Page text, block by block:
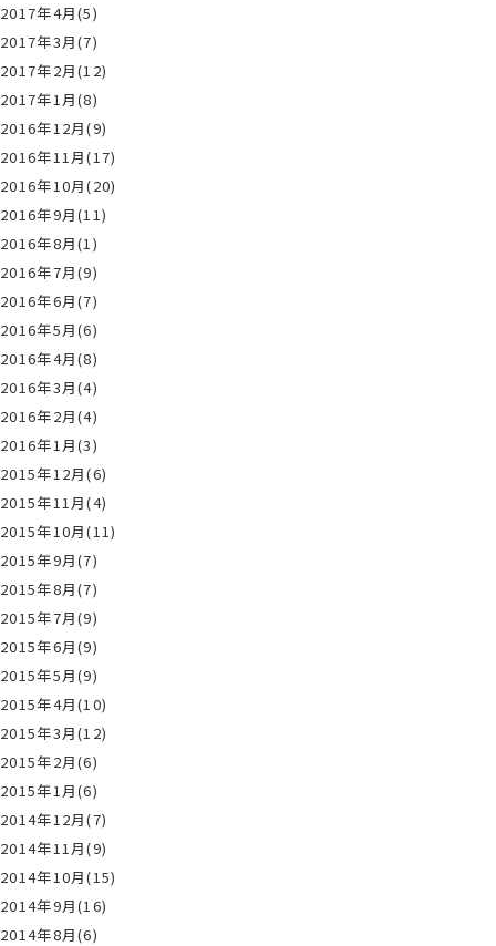
2017年4月(5)
2017年3月(7)
2017年2月(12)
2017年1月(8)
2016年12月(9)
2016年11月(17)
2016年10月(20)
2016年9月(11)
2016年8月(1)
2016年7月(9)
2016年6月(7)
2016年5月(6)
2016年4月(8)
2016年3月(4)
2016年2月(4)
2016年1月(3)
2015年12月(6)
2015年11月(4)
2015年10月(11)
2015年9月(7)
2015年8月(7)
2015年7月(9)
2015年6月(9)
2015年5月(9)
2015年4月(10)
2015年3月(12)
2015年2月(6)
2015年1月(6)
2014年12月(7)
2014年11月(9)
2014年10月(15)
2014年9月(16)
2014年8月(6)